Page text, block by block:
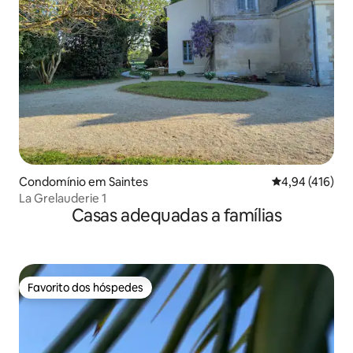
Condomínio em Saintes Classificação
4,94 (416)
La Grelauderie 1
Casas adequadas a famílias
Favorito dos hóspedes
Favorito dos hóspedes